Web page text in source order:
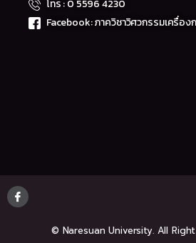
โทร : 0 5596 4230
Facebook: ภาควิชาวิศวกรรมเครื่อง
© Naresuan University. All